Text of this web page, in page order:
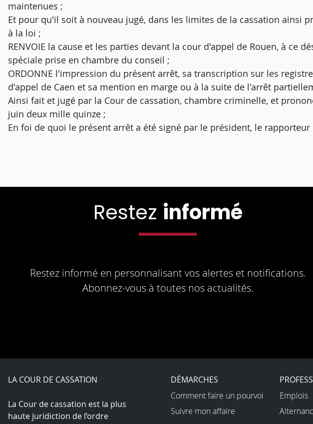
maintenues ;
Et pour qu'il soit à nouveau jugé, dans les limites de la cassation ainsi
à la loi ;
RENVOIE la cause et les parties devant la cour d'appel de Rouen, à ce
spéciale prise en chambre du conseil ;
ORDONNE l'impression du présent arrêt, sa transcription sur les
d'appel de Caen et sa mention en marge ou à la suite de l'arrêt
Ainsi fait et jugé par la Cour de cassation, chambre criminelle, et
juin deux mille quinze ;
En foi de quoi le présent arrêt a été signé par le président, le
Restez informé
Restez informé en personnalisant vos alertes et notifications.
Abonnez-vous à toutes nos actualités.
LA COUR DE CASSATION
La Cour de cassation est la plus
haute juridiction de l’ordre
DÉMARCHES
Comment faire un pourvoi
Suivre mon affaire
Emplois